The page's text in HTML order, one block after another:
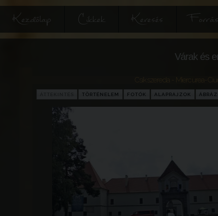
Kezdőlap Cikkek Keresés
Várak és
Csíkszereda - Miercurea-
TÖRTÉNELEM FOTÓK ALAPRAJZOK